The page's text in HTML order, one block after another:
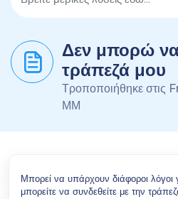
Δεν μπορώ
τράπεζά μου
Τροποποιήθηκε στις
ΜΜ
Μπορεί να υπάρχουν διάφοροι λόγοι
μπορείτε να συνδεθείτε με την